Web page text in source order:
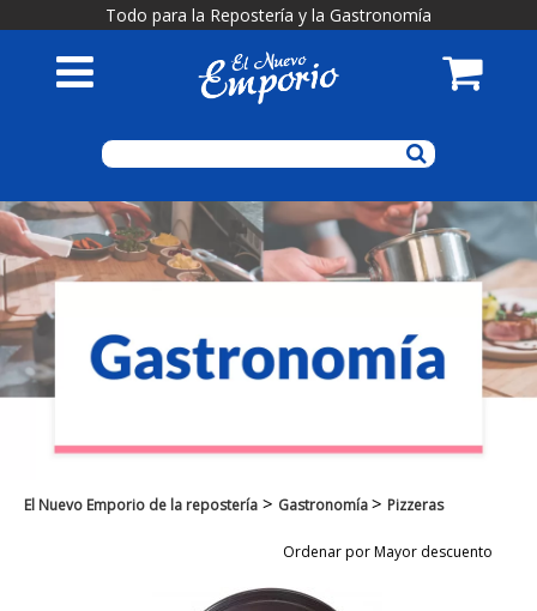
Todo para la Repostería y la Gastronomía
El Nuevo Emporio de la repostería > Gastronomía> Pizzeras
Ordenar por Mayor descuento